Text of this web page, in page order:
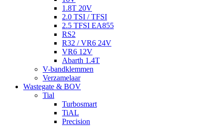
1.8T 20V
2.0 TSI / TFSI
2.5 TFSI EA855
RS2
R32 / VR6 24V
VR6 12V
Abarth 1.4T
V-bandklemmen
Verzamelaar
Wastegate & BOV
Tial
Turbosmart
TiAL
Precision